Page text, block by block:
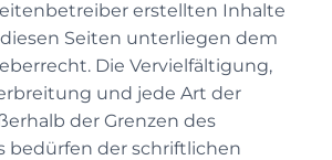
erstellten Inhalte
Seiten unterliegen dem
Die Vervielfältigung,
und jede Art der
der Grenzen des
bedürfen der schriftlichen